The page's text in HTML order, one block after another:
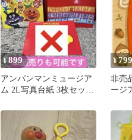
¥899
アンパンマンミュージア
ム 2L写真台紙 3枚セット
¥799
非売
ージ